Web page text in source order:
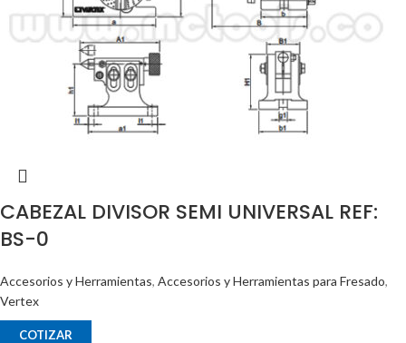
CABEZAL DIVISOR SEMI UNIVERSAL REF:
BS-0
Accesorios y Herramientas, Accesorios y Herramientas para Fresado,
Vertex
COTIZAR